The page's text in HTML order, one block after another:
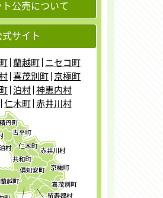
公売について
サイト
蘭越町 ニセコ町
喜茂別町 京極町
泊村 神恵内村
仁木町 赤井川村